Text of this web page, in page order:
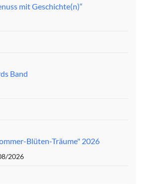
mit Geschichte(n)“
Band
Blüten-Träume" 2026
2026